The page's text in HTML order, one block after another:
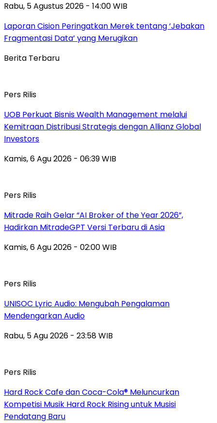
Rabu, 5 Agustus 2026 - 14:00 WIB
Laporan Cision Peringatkan Merek tentang ‘Jebakan
Fragmentasi Data’ yang Merugikan
Berita Terbaru
Pers Rilis
UOB Perkuat Bisnis Wealth Management melalui
Kemitraan Distribusi Strategis dengan Allianz Global
Investors
Kamis, 6 Agu 2026 - 06:39 WIB
Pers Rilis
Mitrade Raih Gelar “AI Broker of the Year 2026”,
Hadirkan MitradeGPT Versi Terbaru di Asia
Kamis, 6 Agu 2026 - 02:00 WIB
Pers Rilis
UNISOC Lyric Audio: Mengubah Pengalaman
Mendengarkan Audio
Rabu, 5 Agu 2026 - 23:58 WIB
Pers Rilis
Hard Rock Cafe dan Coca-Cola® Meluncurkan
Kompetisi Musik Hard Rock Rising untuk Musisi
Pendatang Baru